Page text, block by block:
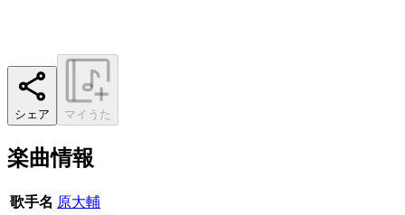
シェア マイうた
楽曲情報
歌手名 原大輔